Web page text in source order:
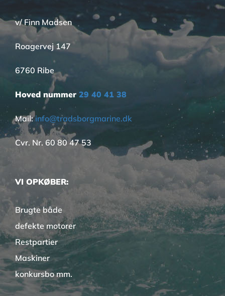
v/ Finn Madsen
Roagervej 147
6760 Ribe
Hoved nummer 29 40 41 38
Mail:info@tradsborgmarine.dk
Cvr. Nr. 60 80 47 53
VI OPKØBER:
Brugte både
defekte motorer
Restpartier
Maskiner
konkursbo mm.